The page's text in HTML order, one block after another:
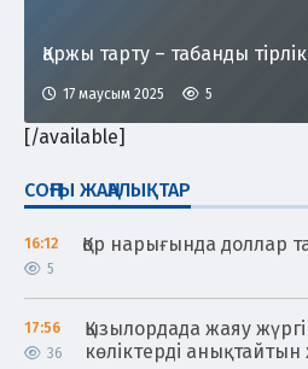
СОҢҒЫ ЖАҢАЛЫҚТАР
16:12
5
Қор нарығында доллар
17:56
36
Қызылордада жаяу
көліктерді
Қаржы тарту – табанды
17 маусым 2025 5
[/available]